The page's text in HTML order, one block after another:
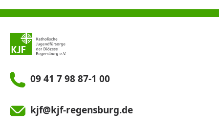
09 41 7 98 87-1 00
kjf@kjf-regensburg.de